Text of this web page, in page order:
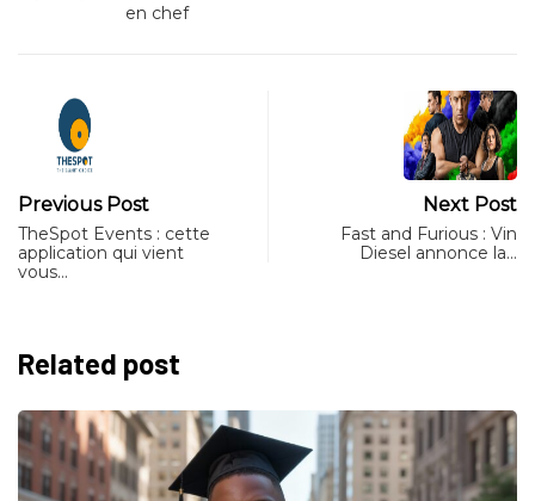
en chef
Previous Post
TheSpot Events : cette
application qui vient
vous…
Next Post
Fast and Furious : Vin
Diesel annonce la…
Related post